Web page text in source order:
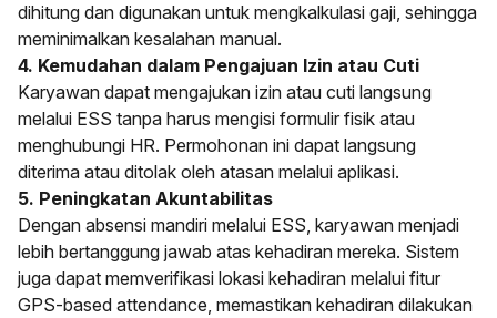
dihitung dan digunakan untuk mengkalkulasi gaji, sehingga
meminimalkan kesalahan manual.
4. Kemudahan dalam Pengajuan Izin atau Cuti
Karyawan dapat mengajukan izin atau cuti langsung
melalui ESS tanpa harus mengisi formulir fisik atau
menghubungi HR. Permohonan ini dapat langsung
diterima atau ditolak oleh atasan melalui aplikasi.
5. Peningkatan Akuntabilitas
Dengan absensi mandiri melalui ESS, karyawan menjadi
lebih bertanggung jawab atas kehadiran mereka. Sistem
juga dapat memverifikasi lokasi kehadiran melalui fitur
GPS-based attendance, memastikan kehadiran dilakukan